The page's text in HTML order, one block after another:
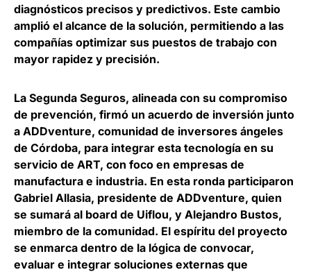
diagnósticos precisos y predictivos. Este cambio
amplió el alcance de la solución, permitiendo a las
compañías optimizar sus puestos de trabajo con
mayor rapidez y precisión.
La Segunda Seguros, alineada con su compromiso
de prevención, firmó un acuerdo de inversión junto
a ADDventure, comunidad de inversores ángeles
de Córdoba, para integrar esta tecnología en su
servicio de ART, con foco en empresas de
manufactura e industria. En esta ronda participaron
Gabriel Allasia, presidente de ADDventure, quien
se sumará al board de Uiflou, y Alejandro Bustos,
miembro de la comunidad. El espíritu del proyecto
se enmarca dentro de la lógica de convocar,
evaluar e integrar soluciones externas que